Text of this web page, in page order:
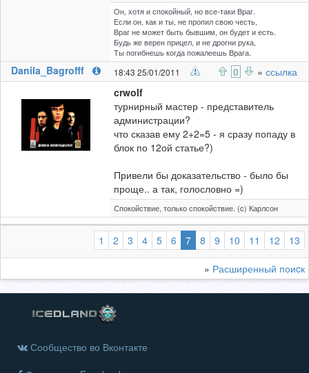
Он, хотя и спокойный, но все-таки Враг.
Если он, как и ты, не пропил свою честь,
Враг не может быть бывшим, он будет и есть.
Будь же верен прицел, и не дрогни рука,
Ты погибнешь когда пожалеешь Врага.
Danila_Bagrofff 18:43 25/01/2011 0 » ссылка
crwolf
турнирный мастер - представитель
администрации?
что сказав ему 2+2=5 - я сразу попаду в
блок по 12ой статье?)
Привели бы доказательство - было бы
проще.. а так, голословно =)
Спокойствие, только спокойствие. (c) Карлсон
1 2 3 4 5 6 7(выбранная)
8 9 10 11 12 13
» Расширенный поиcк
Сообщество во Вконтакте